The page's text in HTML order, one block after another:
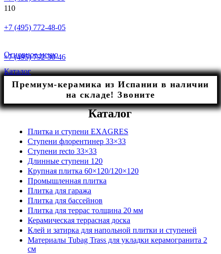
+7 (495) 772-48-05
+7 (495) 792-30-46
Основное меню
Каталог
Премиум-керамика из Испании в наличии
на складе! Звоните
Каталог
Плитка и ступени EXAGRES
Ступени флорентинер 33×33
Ступени recto 33×33
Длинные ступени 120
Крупная плитка 60×120/120×120
Промышленная плитка
Плитка для гаража
Плитка для бассейнов
Плитка для террас толщина 20 мм
Керамическая террасная доска
Клей и затирка для напольной плитки и ступеней
Материалы Tubag Trass для укладки керамогранита 2
см